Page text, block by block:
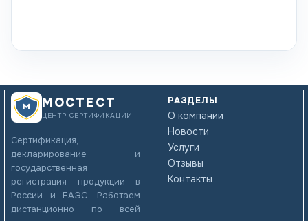
МОСТЕСТ
ЦЕНТР СЕРТИФИКАЦИИ
Сертификация,
декларирование и
государственная
регистрация продукции в
России и ЕАЭС. Работаем
дистанционно по всей
РАЗДЕЛЫ
О компании
Новости
Услуги
Отзывы
Контакты